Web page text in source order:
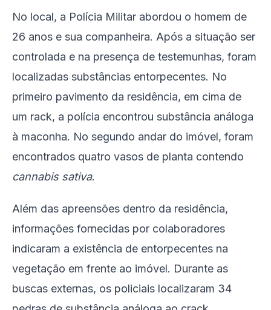
No local, a Polícia Militar abordou o homem de
26 anos e sua companheira. Após a situação ser
controlada e na presença de testemunhas, foram
localizadas substâncias entorpecentes. No
primeiro pavimento da residência, em cima de
um rack, a polícia encontrou substância análoga
à maconha. No segundo andar do imóvel, foram
encontrados quatro vasos de planta contendo
cannabis sativa.
Além das apreensões dentro da residência,
informações fornecidas por colaboradores
indicaram a existência de entorpecentes na
vegetação em frente ao imóvel. Durante as
buscas externas, os policiais localizaram 34